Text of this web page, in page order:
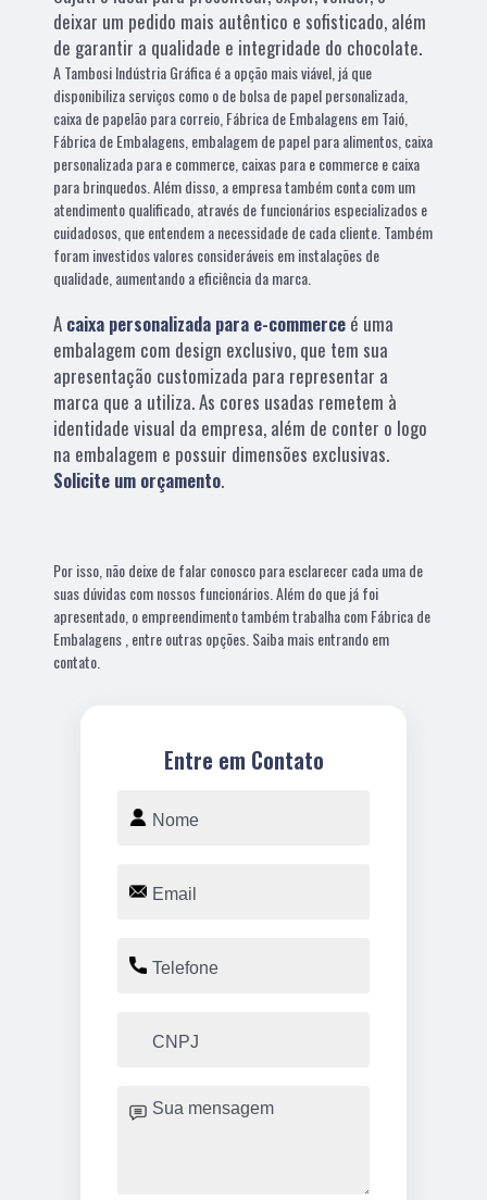
deixar um pedido mais autêntico e sofisticado, além
de garantir a qualidade e integridade do chocolate.
A Tambosi Indústria Gráfica é a opção mais viável, já que
disponibiliza serviços como o de bolsa de papel personalizada,
caixa de papelão para correio, Fábrica de Embalagens em Taió,
Fábrica de Embalagens, embalagem de papel para alimentos, caixa
personalizada para e commerce, caixas para e commerce e caixa
para brinquedos. Além disso, a empresa também conta com um
atendimento qualificado, através de funcionários especializados e
cuidadosos, que entendem a necessidade de cada cliente. Também
foram investidos valores consideráveis em instalações de
qualidade, aumentando a eficiência da marca.
A caixa personalizada para e-commerce é uma
embalagem com design exclusivo, que tem sua
apresentação customizada para representar a
marca que a utiliza. As cores usadas remetem à
identidade visual da empresa, além de conter o logo
na embalagem e possuir dimensões exclusivas.
Solicite um orçamento.
Por isso, não deixe de falar conosco para esclarecer cada uma de
suas dúvidas com nossos funcionários. Além do que já foi
apresentado, o empreendimento também trabalha com Fábrica de
Embalagens , entre outras opções. Saiba mais entrando em
contato.
Entre em Contato